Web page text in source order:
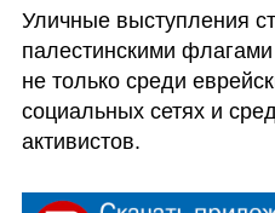
Уличные выступления
палестинскими
не только среди
социальных сетях и
активистов.